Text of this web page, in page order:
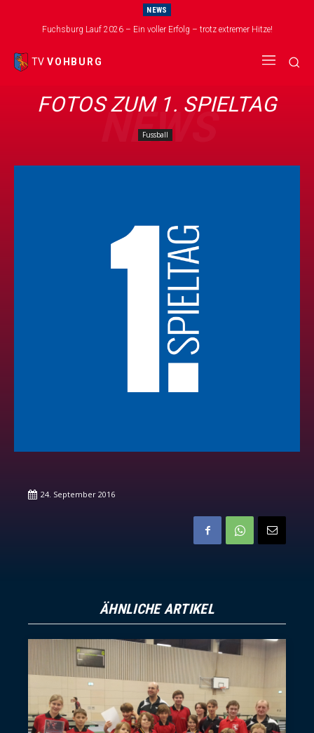
NEWS
Fuchsburg Lauf 2026 – Ein voller Erfolg – trotz extremer Hitze!
TV VOHBURG
NEWS
FOTOS ZUM 1. SPIELTAG
Fussball
24. September 2016
ÄHNLICHE ARTIKEL